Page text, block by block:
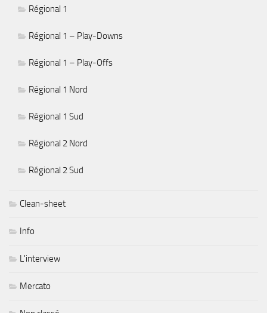
Régional 1
Régional 1 – Play-Downs
Régional 1 – Play-Offs
Régional 1 Nord
Régional 1 Sud
Régional 2 Nord
Régional 2 Sud
Clean-sheet
Info
L'interview
Mercato